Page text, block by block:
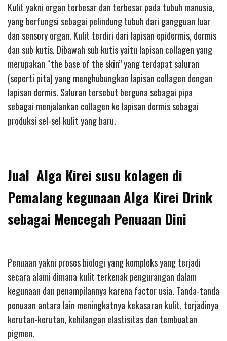
Kulit yakni organ terbesar dan terbesar pada tubuh manusia,
yang berfungsi sebagai pelindung tubuh dari gangguan luar
dan sensory organ. Kulit terdiri dari lapisan epidermis, dermis
dan sub kutis. Dibawah sub kutis yaitu lapisan collagen yang
merupakan “the base of the skin” yang terdapat saluran
(seperti pita) yang menghubungkan lapisan collagen dengan
lapisan dermis. Saluran tersebut berguna sebagai pipa
sebagai menjalankan collagen ke lapisan dermis sebagai
produksi sel-sel kulit yang baru.
Jual Alga Kirei susu kolagen di
Pemalang kegunaan Alga Kirei Drink
sebagai Mencegah Penuaan Dini
Penuaan yakni proses biologi yang kompleks yang terjadi
secara alami dimana kulit terkenak pengurangan dalam
kegunaan dan penampilannya karena factor usia. Tanda-tanda
penuaan antara lain meningkatnya kekasaran kulit, terjadinya
kerutan-kerutan, kehilangan elastisitas dan tembuatan
pigmen.